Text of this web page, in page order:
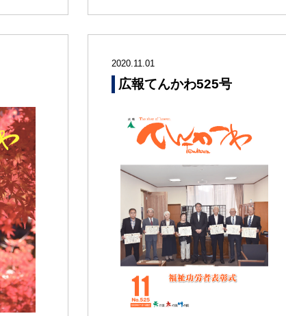
2020.11.01
広報てんかわ525号